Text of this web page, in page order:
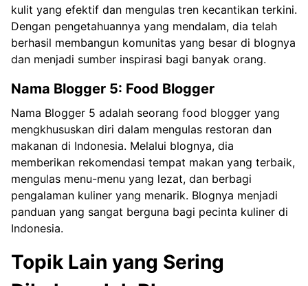
kulit yang efektif dan mengulas tren kecantikan terkini.
Dengan pengetahuannya yang mendalam, dia telah
berhasil membangun komunitas yang besar di blognya
dan menjadi sumber inspirasi bagi banyak orang.
Nama Blogger 5: Food Blogger
Nama Blogger 5 adalah seorang food blogger yang
mengkhususkan diri dalam mengulas restoran dan
makanan di Indonesia. Melalui blognya, dia
memberikan rekomendasi tempat makan yang terbaik,
mengulas menu-menu yang lezat, dan berbagi
pengalaman kuliner yang menarik. Blognya menjadi
panduan yang sangat berguna bagi pecinta kuliner di
Indonesia.
Topik Lain yang Sering